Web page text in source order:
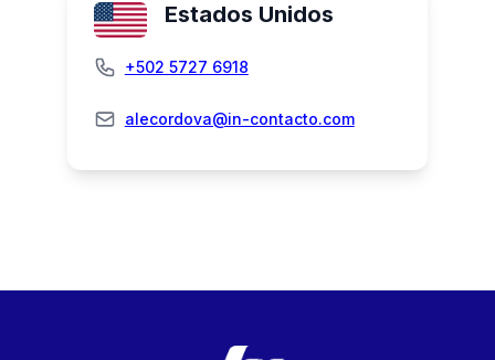
Estados Unidos
+502 5727 6918
alecordova@in-contacto.com